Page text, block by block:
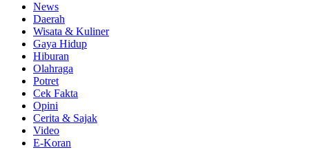
News
Daerah
Wisata & Kuliner
Gaya Hidup
Hiburan
Olahraga
Potret
Cek Fakta
Opini
Cerita & Sajak
Video
E-Koran